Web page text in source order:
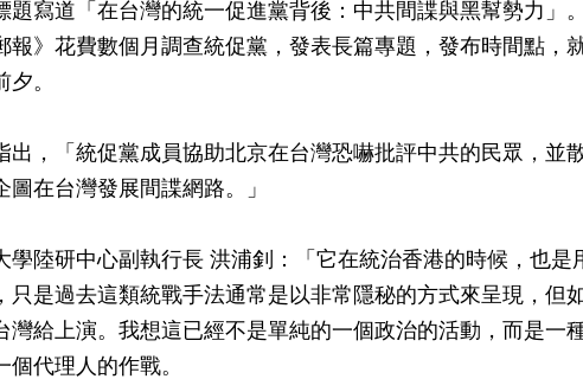
題寫道「在台灣的統一促進黨背後：中共間諜與黑幫勢力」
報》花費數個月調查統促黨，發表長篇專題，發布時間點，
夕。
出，「統促黨成員協助北京在台灣恐嚇批評中共的民眾，並
圖在台灣發展間諜網路。」
學陸研中心副執行長 洪浦釗：「它在統治香港的時候，也是
只是過去這類統戰手法通常是以非常隱秘的方式來呈現，但
灣給上演。我想這已經不是單純的一個政治的活動，而是一
個代理人的作戰。